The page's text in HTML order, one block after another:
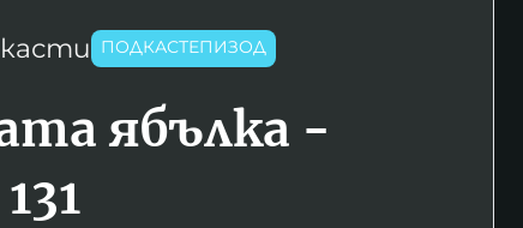
ПОДКАСТЕПИЗОД
ябълка -